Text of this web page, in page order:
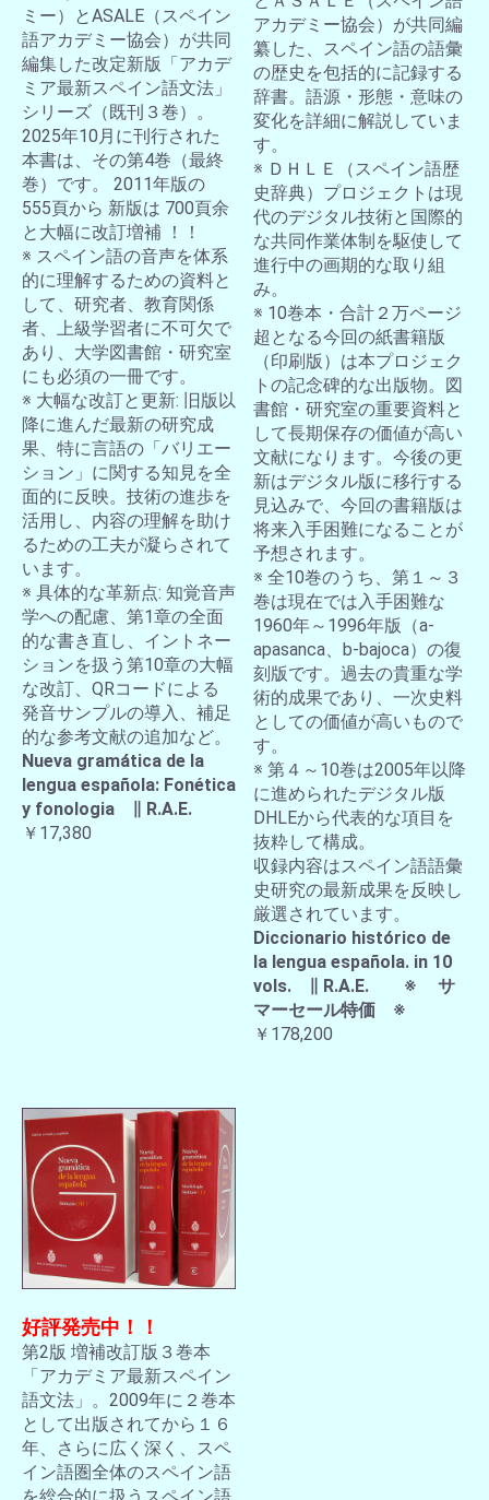
お買い物を続ける カートへ進む
ミー）とASALE（スペイン
語アカデミー協会）が共同
編集した改定新版「アカデ
ミア最新スペイン語文法」
シリーズ（既刊３巻）。
2025年10月に刊行された
本書は、その第4巻（最終
巻）です。 2011年版の
555頁から 新版は 700頁余
と大幅に改訂増補 ！！
※ スペイン語の音声を体系
的に理解するための資料と
して、研究者、教育関係
者、上級学習者に不可欠で
あり、大学図書館・研究室
にも必須の一冊です。
※ 大幅な改訂と更新: 旧版以
降に進んだ最新の研究成
果、特に言語の「バリエー
ション」に関する知見を全
面的に反映。技術の進歩を
活用し、内容の理解を助け
るための工夫が凝らされて
います。
※ 具体的な革新点: 知覚音声
学への配慮、第1章の全面
的な書き直し、イントネー
ションを扱う第10章の大幅
な改訂、QRコードによる
発音サンプルの導入、補足
的な参考文献の追加など。
Nueva gramática de la
lengua española: Fonética
y fonologia ∥ R.A.E.
￥17,380
アカデミー協会）が共同編
纂した、スペイン語の語彙
の歴史を包括的に記録する
辞書。語源・形態・意味の
変化を詳細に解説していま
す。
※ ＤＨＬＥ（スペイン語歴
史辞典）プロジェクトは現
代のデジタル技術と国際的
な共同作業体制を駆使して
進行中の画期的な取り組
み。
※ 10巻本・合計２万ページ
超となる今回の紙書籍版
（印刷版）は本プロジェク
トの記念碑的な出版物。図
書館・研究室の重要資料と
して長期保存の価値が高い
文献になります。今後の更
新はデジタル版に移行する
見込みで、今回の書籍版は
将来入手困難になることが
予想されます。
※ 全10巻のうち、第１～３
巻は現在では入手困難な
1960年～1996年版（a-
apasanca、b-bajoca）の復
刻版です。過去の貴重な学
術的成果であり、一次史料
としての価値が高いもので
す。
※ 第４～10巻は2005年以降
に進められたデジタル版
DHLEから代表的な項目を
抜粋して構成。
収録内容はスペイン語語彙
史研究の最新成果を反映し
厳選されています。
Diccionario histórico de
la lengua española. in 10
vols. ∥ R.A.E. ※ サ
マーセール特価 ※
￥178,200
好評発売中！！
第2版 増補改訂版３巻本
「アカデミア最新スペイン
語文法」。2009年に２巻本
として出版されてから１６
年、さらに広く深く、スペ
イン語圏全体のスペイン語
を総合的に扱うスペイン語